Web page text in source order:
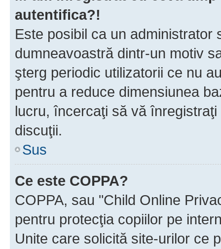
autentifica?!
Este posibil ca un
dumneavoastră dintr-un motiv
şterg periodic utilizatorii ce nu
pentru a reduce dimensiunea
lucru, încercaţi să vă
discuţii.
Sus
Ce este COPPA?
COPPA, sau "Child Online
pentru protecţia copiilor pe
Unite care solicită site-urilor ce